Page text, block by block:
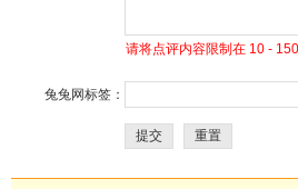
请将点评内容限制在 10 -
兔兔网标签：
提交 重置